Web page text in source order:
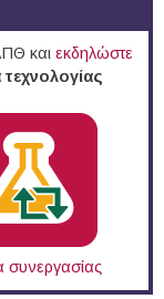
και εκδηλώστε
συνεργασίας